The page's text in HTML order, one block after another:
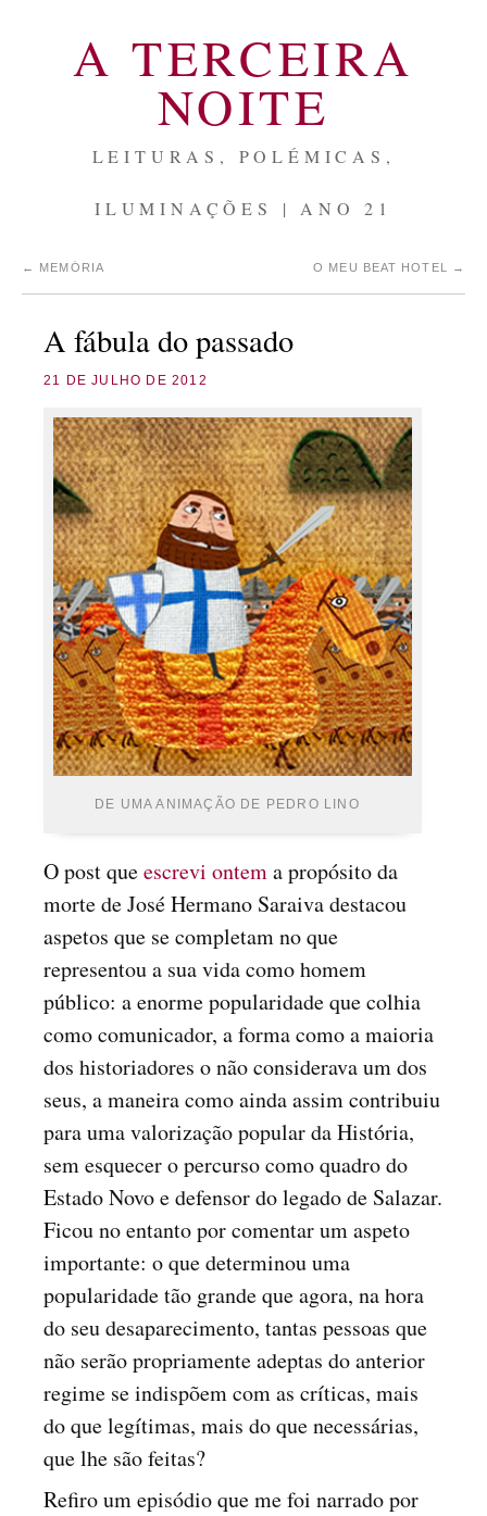
A TERCEIRA
NOITE
LEITURAS, POLÉMICAS,
ILUMINAÇÕES | ANO 21
← MEMÓRIA O MEU BEAT HOTEL →
A fábula do passado
21 DE JULHO DE 2012
DE UMA ANIMAÇÃO DE PEDRO LINO
O post queescrevi ontema propósito da
morte de José Hermano Saraiva destacou
aspetos que se completam no que
representou a sua vida como homem
público: a enorme popularidade que colhia
como comunicador, a forma como a maioria
dos historiadores o não considerava um dos
seus, a maneira como ainda assim contribuiu
para uma valorização popular da História,
sem esquecer o percurso como quadro do
Estado Novo e defensor do legado de Salazar.
Ficou no entanto por comentar um aspeto
importante: o que determinou uma
popularidade tão grande que agora, na hora
do seu desaparecimento, tantas pessoas que
não serão propriamente adeptas do anterior
regime se indispõem com as críticas, mais
do que legítimas, mais do que necessárias,
que lhe são feitas?
Refiro um episódio que me foi narrado por